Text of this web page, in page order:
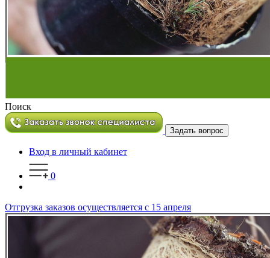
Поиск
Задать вопрос
Вход в личный кабинет
0
Отгрузка заказов осуществляется с 15 апреля